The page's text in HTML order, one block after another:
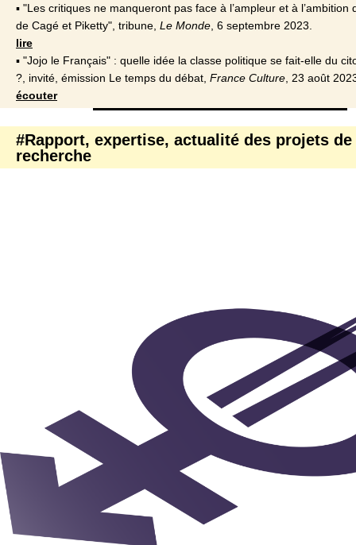
▪ "Les critiques ne manqueront pas face à l’ampleur et à l’ambition
de Cagé et Piketty", tribune, Le Monde , 6 septembre 2023.
lire
▪ "Jojo le Français" : quelle idée la classe politique se fait-elle du
?, invité, émission Le temps du débat, France Culture , 23 août
écouter
#Rapport, expertise, actualité des projets de
recherche